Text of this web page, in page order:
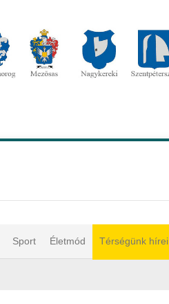
Sport Életmód Térségünk hírei